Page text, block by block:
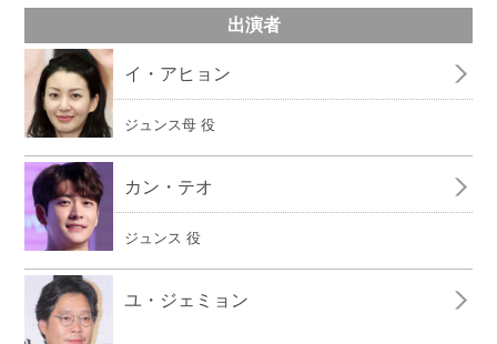
出演者
イ・アヒョン
ジュンス母 役
カン・テオ
ジュンス 役
ユ・ジェミョン